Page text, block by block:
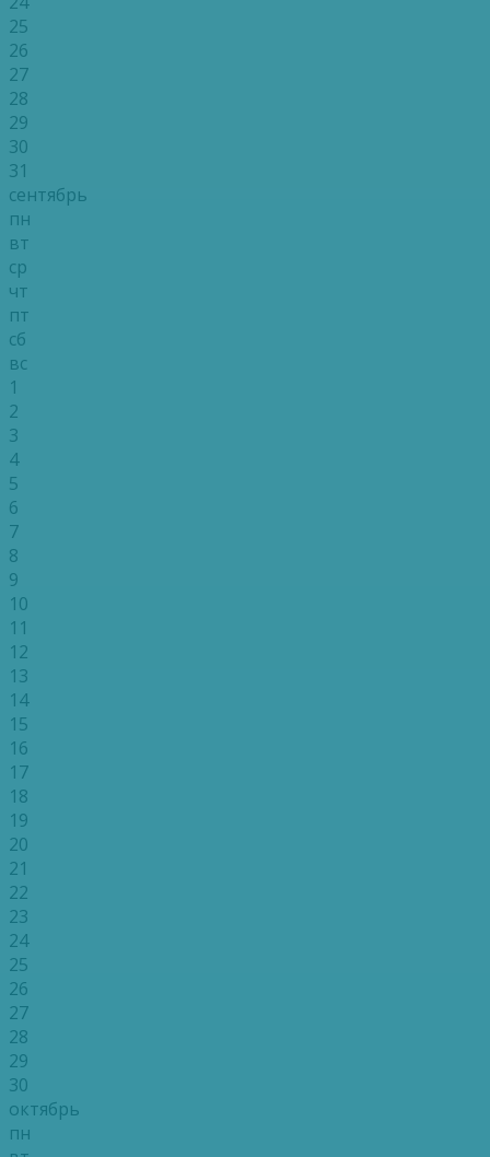
25
26
27
28
29
30
31
сентябрь
пн
вт
ср
чт
пт
сб
вс
1
2
3
4
5
6
7
8
9
10
11
12
13
14
15
16
17
18
19
20
21
22
23
24
25
26
27
28
29
30
октябрь
пн